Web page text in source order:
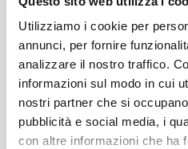
Utilizziamo i cookie per
annunci, per fornire
analizzare il nostro traffico.
informazioni sul modo in cui
nostri partner che si
pubblicità e social media, i
con altre informazioni che ha
SALVA SUL